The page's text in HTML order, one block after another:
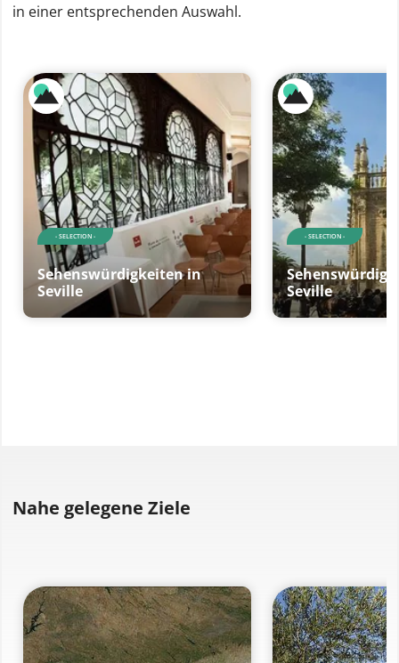
in einer entsprechenden Auswahl.
- SELECTION -
Sehenswürdigkeiten in
Seville
- SELECTION -
Seville
Nahe gelegene Ziele